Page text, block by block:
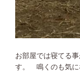
お部屋では寝てる
す。 鳴くのも気に